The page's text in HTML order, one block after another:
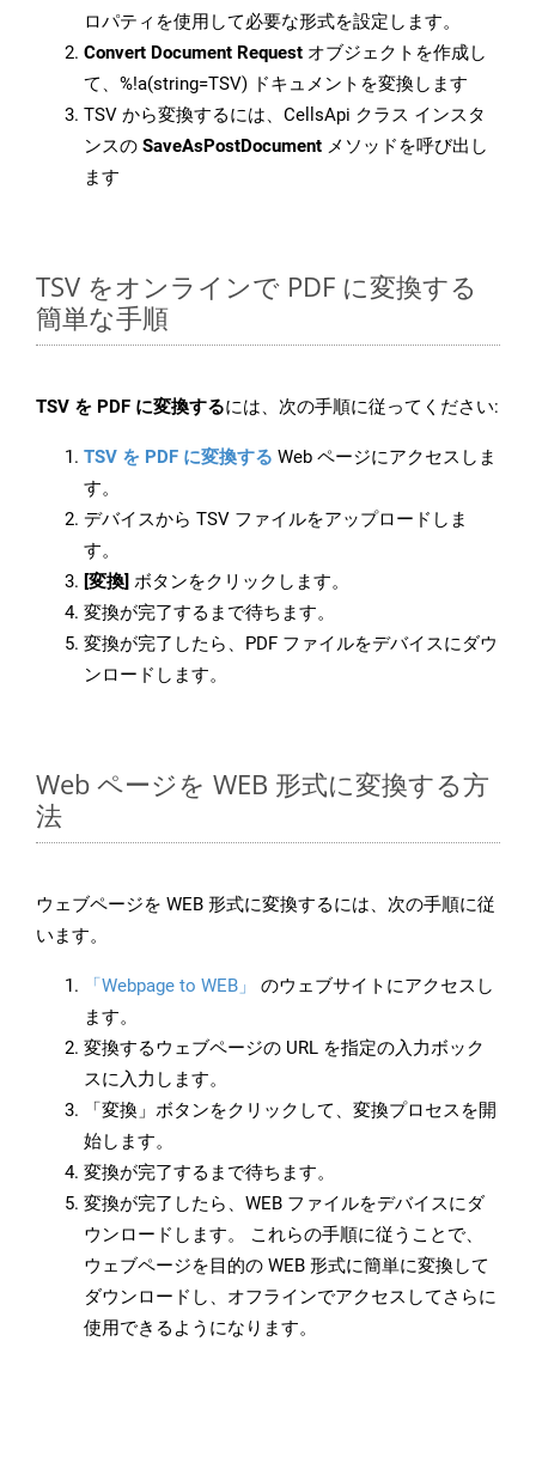
ロパティを使用して必要な形式を設定します。
Convert Document Request オブジェクトを作成し
て、%!a(string=TSV) ドキュメントを変換します
TSV から変換するには、CellsApi クラス インスタ
ンスの SaveAsPostDocument メソッドを呼び出し
ます
TSV をオンラインで PDF に変換する
簡単な手順
TSV を PDF に変換するには、次の手順に従ってください:
TSV を PDF に変換する Web ページにアクセスしま
す。
デバイスから TSV ファイルをアップロードしま
す。
[変換] ボタンをクリックします。
変換が完了するまで待ちます。
変換が完了したら、PDF ファイルをデバイスにダウ
ンロードします。
Web ページを WEB 形式に変換する方
法
ウェブページを WEB 形式に変換するには、次の手順に従
います。
「Webpage to WEB」
のウェブサイトにアクセスし
ます。
変換するウェブページの URL を指定の入力ボック
スに入力します。
「変換」ボタンをクリックして、変換プロセスを開
始します。
変換が完了するまで待ちます。
変換が完了したら、WEB ファイルをデバイスにダ
ウンロードします。 これらの手順に従うことで、
ウェブページを目的の WEB 形式に簡単に変換して
ダウンロードし、オフラインでアクセスしてさらに
使用できるようになります。